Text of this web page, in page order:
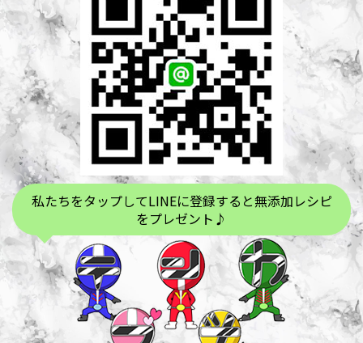
私たちをタップしてLINEに登録すると無添加レシピ
をプレゼント♪